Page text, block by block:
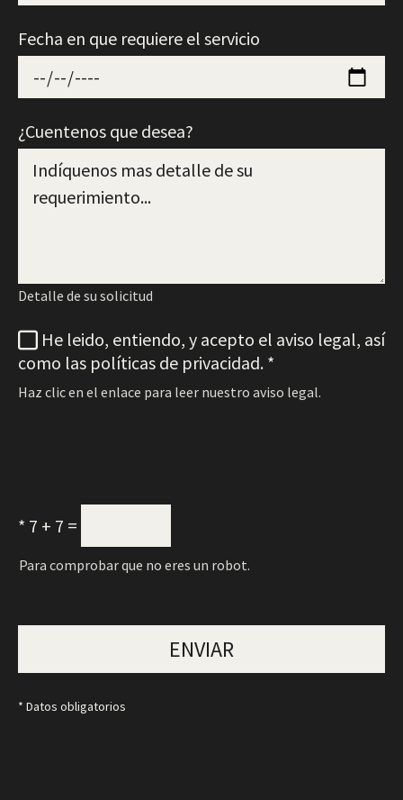
Fecha en que requiere el servicio
¿Cuentenos que desea?
Detalle de su solicitud
He leido, entiendo, y acepto el aviso legal, así
como las políticas de privacidad. *
Haz clic en el enlace para leer nuestro aviso legal.
* 7 + 7 =
Para comprobar que no eres un robot.
ENVIAR
* Datos obligatorios